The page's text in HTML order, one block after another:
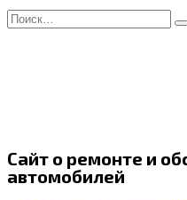
Перейти
к
Search
for:
Сайт о ремонте и
автомобилей